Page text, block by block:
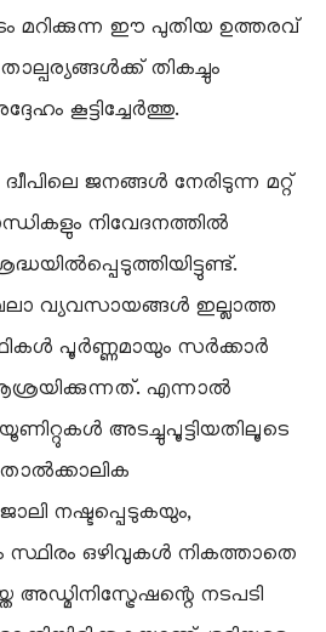
മറിക്കുന്ന ഈ പുതിയ ഉത്തരവ്
തികച്ചും
കൂട്ടിച്ചേർത്തു.
ജനങ്ങൾ നേരിടുന്ന മറ്റ്
നിവേദനത്തിൽ
വ്യവസായങ്ങൾ ഇല്ലാത്ത
പൂർണ്ണമായും സർക്കാർ
എന്നാൽ
അടച്ചുപൂട്ടിയതിലൂടെ
നഷ്ടപ്പെടുകയും,
സ്ഥിരം ഒഴിവുകൾ നികത്താതെ
അഡ്മിനിസ്ട്രേഷന്റെ നടപടി